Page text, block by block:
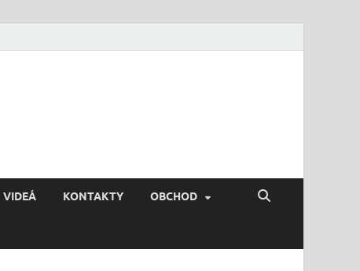
VIDEÁ KONTAKTY OBCHOD